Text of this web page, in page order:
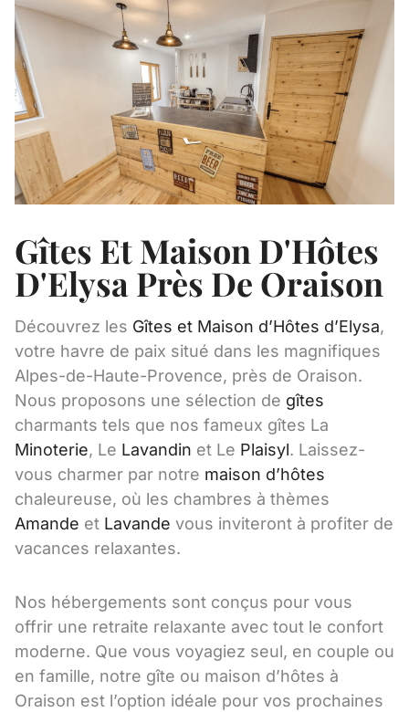
Gîtes Et Maison D'Hôtes
D'Elysa Près De Oraison
Découvrez les Gîtes et Maison d’Hôtes d’Elysa,
votre havre de paix situé dans les magnifiques
Alpes-de-Haute-Provence, près de Oraison.
Nous proposons une sélection de gîtes
charmants tels que nos fameux gîtes La
Minoterie, Le Lavandin et Le Plaisyl. Laissez-
vous charmer par notre maison d’hôtes
chaleureuse, où les chambres à thèmes
Amande et Lavande vous inviteront à profiter de
vacances relaxantes.
Nos hébergements sont conçus pour vous
offrir une retraite relaxante avec tout le confort
moderne. Que vous voyagiez seul, en couple ou
en famille, notre gîte ou maison d’hôtes à
Oraison est l’option idéale pour vos prochaines